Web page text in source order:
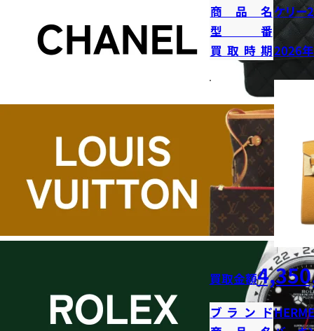
商品名ケリー
型番
買取時期2026
買取金額
ブランド